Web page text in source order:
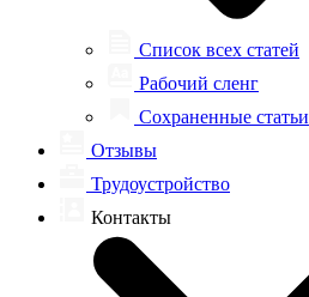
Список всех статей
Рабочий сленг
Сохраненные статьи
Отзывы
Трудоустройство
Контакты